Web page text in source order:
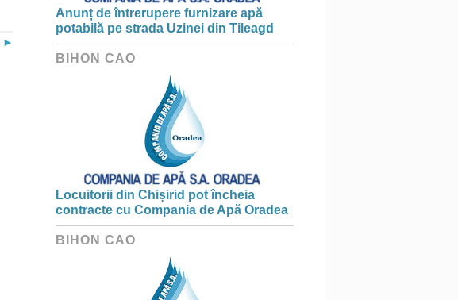
Anunț de întrerupere furnizare apă
potabilă pe strada Uzinei din Tileagd
BIHON CAO
Locuitorii din Chișirid pot încheia
contracte cu Compania de Apă Oradea
BIHON CAO